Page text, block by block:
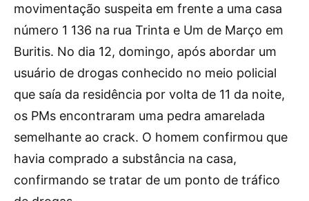
movimentação suspeita em frente a uma casa
número 1 136 na rua Trinta e Um de Março em
Buritis. No dia 12, domingo, após abordar um
usuário de drogas conhecido no meio policial
que saía da residência por volta de 11 da noite,
os PMs encontraram uma pedra amarelada
semelhante ao crack. O homem confirmou que
havia comprado a substância na casa,
confirmando se tratar de um ponto de tráfico